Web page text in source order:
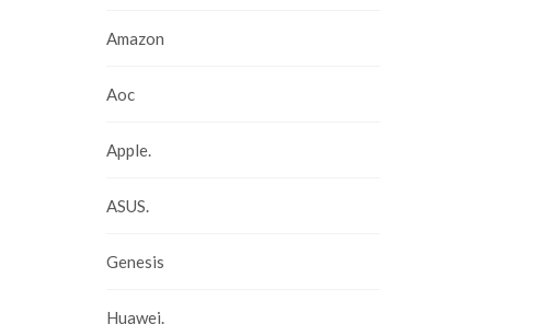
Amazon
Aoc
Apple.
ASUS.
Genesis
Huawei.